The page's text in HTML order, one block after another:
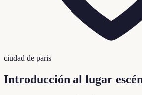
ciudad de paris
Introducción al lugar